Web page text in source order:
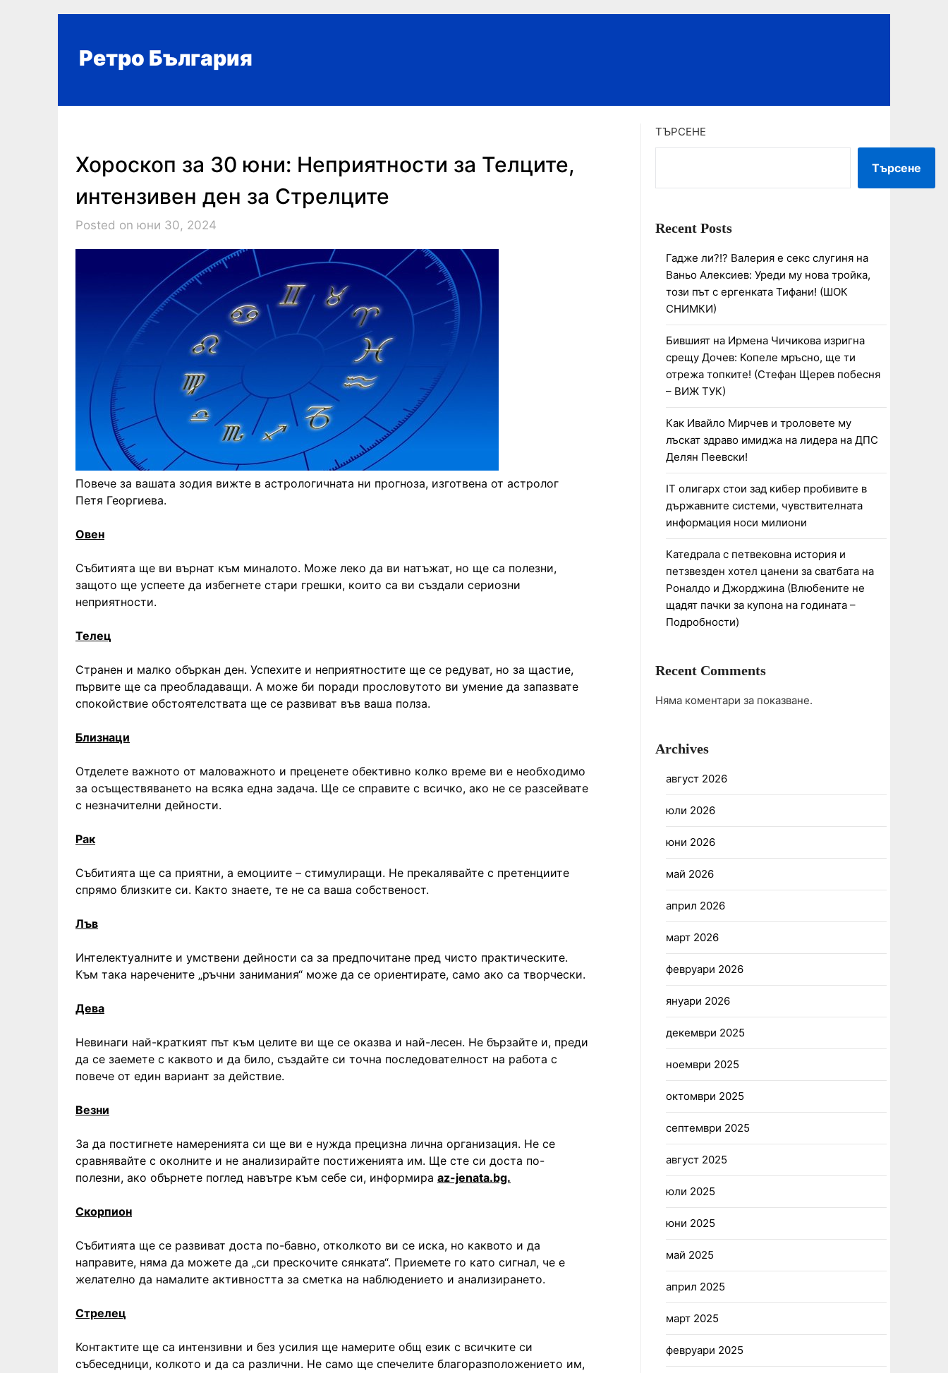
Ретро България
Хороскоп за 30 юни: Неприятности за Телците,
интензивен ден за Стрелците
Posted on юни 30, 2024
Повече за вашата зодия вижте в астрологичната ни прогноза, изготвена от астролог
Петя Георгиева.
Овен
Събитията ще ви върнат към миналото. Може леко да ви натъжат, но ще са полезни,
защото ще успеете да избегнете стари грешки, които са ви създали сериозни
неприятности.
Телец
Странен и малко объркан ден. Успехите и неприятностите ще се редуват, но за щастие,
първите ще са преобладаващи. А може би поради прословутото ви умение да запазвате
спокойствие обстоятелствата ще се развиват във ваша полза.
Близнаци
Отделете важното от маловажното и преценете обективно колко време ви е необходимо
за осъществяването на всяка една задача. Ще се справите с всичко, ако не се разсейвате
с незначителни дейности.
Рак
Събитията ще са приятни, а емоциите – стимулиращи. Не прекалявайте с претенциите
спрямо близките си. Както знаете, те не са ваша собственост.
Лъв
Интелектуалните и умствени дейности са за предпочитане пред чисто практическите.
Към така наречените „ръчни занимания“ може да се ориентирате, само ако са творчески.
Дева
Невинаги най-краткият път към целите ви ще се оказва и най-лесен. Не бързайте и, преди
да се заемете с каквото и да било, създайте си точна последователност на работа с
повече от един вариант за действие.
Везни
За да постигнете намеренията си ще ви е нужда прецизна лична организация. Не се
сравнявайте с околните и не анализирайте постиженията им. Ще сте си доста по-
полезни, ако обърнете поглед навътре към себе си, информира az-jenata.bg.
Скорпион
Събитията ще се развиват доста по-бавно, отколкото ви се иска, но каквото и да
направите, няма да можете да „си прескочите сянката“. Приемете го като сигнал, че е
желателно да намалите активността за сметка на наблюдението и анализирането.
Стрелец
Контактите ще са интензивни и без усилия ще намерите общ език с всичките си
събеседници, колкото и да са различни. Не само ще спечелите благоразположението им,
ТЪРСЕНЕ
Търсене
Recent Posts
Гадже ли?!? Валерия е секс слугиня на
Ваньо Алексиев: Уреди му нова тройка,
този път с ергенката Тифани! (ШОК
СНИМКИ)
Бившият на Ирмена Чичикова изригна
срещу Дочев: Копеле мръсно, ще ти
отрежа топките! (Стефан Щерев побесня
– ВИЖ ТУК)
Как Ивайло Мирчев и троловете му
лъскат здраво имиджа на лидера на ДПС
Делян Пеевски!
IT олигарх стои зад кибер пробивите в
държавните системи, чувствителната
информация носи милиони
Катедрала с петвековна история и
петзвезден хотел цанени за сватбата на
Роналдо и Джорджина (Влюбените не
щадят пачки за купона на годината –
Подробности)
Recent Comments
Няма коментари за показване.
Archives
август 2026
юли 2026
юни 2026
май 2026
април 2026
март 2026
февруари 2026
януари 2026
декември 2025
ноември 2025
октомври 2025
септември 2025
август 2025
юли 2025
юни 2025
май 2025
април 2025
март 2025
февруари 2025